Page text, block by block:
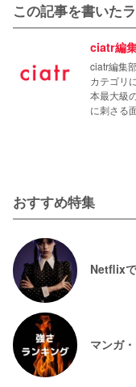
この記事を書いた
ciatr編
ciatr編集
カテゴリ
本最大級
に刺さる
おすすめ特集
Netflix
マンガ